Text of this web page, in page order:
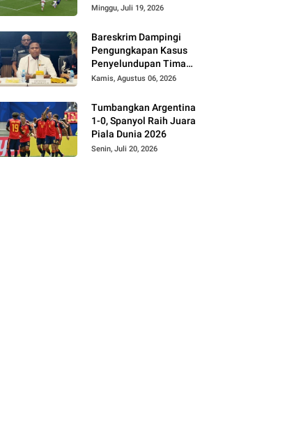
2026
Minggu, Juli 19, 2026
Bareskrim Dampingi
Pengungkapan Kasus
Penyelundupan Timah
dari Babel ke Malaysia
Kamis, Agustus 06, 2026
Tumbangkan Argentina
1-0, Spanyol Raih Juara
Piala Dunia 2026
Senin, Juli 20, 2026